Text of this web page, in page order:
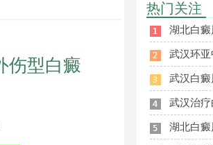
伤型白癜
热门关注
湖北白
武汉环
武汉白
武汉治
湖北白